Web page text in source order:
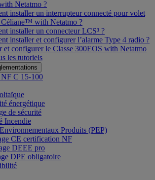
Netatmo ?
installer un interrupteur connecté pour volet
Céliane™ with Netatmo ?
installer un connecteur LCS³ ?
installer et configurer l’alarme Type 4 radio ?
et configurer le Classe 300EOS with Netatmo
les tutoriels
C 15-100
énergétique
de sécurité
Incendie
Produits (PEP)
CE certification NF
DEEE pro
DPE obligatoire